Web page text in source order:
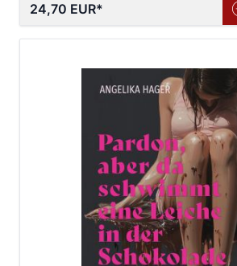
24,70 EUR